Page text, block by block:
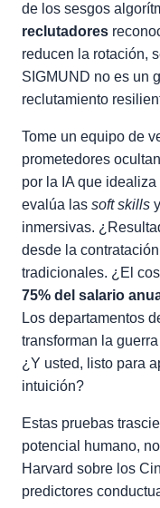
de los sesgos
reclutadores
reducen la rotación,
SIGMUND no es un
reclutamiento
Tome un equipo de
prometedores
por la IA que
evalúa las soft skills
inmersivas.
desde la
tradicionales. ¿El
75% del salario
Los departamentos
transforman la
¿Y usted, listo para
intuición?
Estas pruebas
potencial humano,
Harvard sobre los
predictores